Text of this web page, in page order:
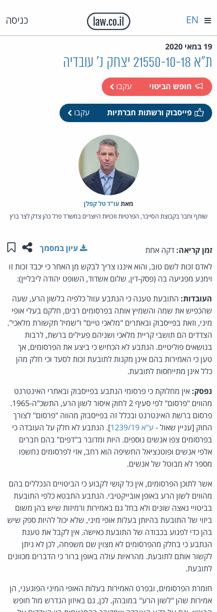
כניסה EN
19 במאי 2020
ת"א 21550-10-18 יצחק נ' עובדיה
חופש הביטוי עקבו
פייסבוק ורשתות חברתיות עקבו
מאת‏עו"ד טל קפלן
שותף וחבר בקבוצת הסייבר, הפרטיות וזכויות היוצרים במשרד פרל כהן צדק לצר ברץ
זמן קריאה: דקה אחת שתפו
עיון במסמך
לאדם זכות לשם טוב, והוא איננו צריך לבקש מן האחר כי יכבד זכות זו
וימנע מפגיעה בה (פסק-דין, שלום אשדוד, השופט יהודה ליבליין):
העובדות: התובעת טענה כי הנתבע עוול כלפיה בלשון הרע, שעה
שהכפיש את שמה והשמיץ אותה בפרסומים רבים, חלקם בעלי אופי
מיני, וזאת בפייסבוק ובאתרים "מלאכי טיים" ו"שמיל תקשורת מלאכי".
הצדדים הם תושבי קריית מלאכי ושניהם פעילים ברשת, לרבות
בנושאים פוליטיים. הנתבע לא הכחיש כי ביצע את הפרסומים, אך
טען כי האמירות בהם אינן מקנות לתובעת זכות לסעד וכי חלק מהן
כלל אינן מתייחסות לתובעת.
נפסק: אין מחלוקת כי פרסומי הנתבע בפייסבוק ובאתרי האינטרנט
מהווים "פרסום" לפי סעיף 2 לחוק איסור לשון הרע, התשכ"ה-1965.
פרסום ברשת האינטרנט ובכלל זה בפייסבוק מהווה "פרסום" לצורך
החוק [עניין שאול - ע"א 1239/19
]. הנתבע לא חלק על העובדה כי
בפרסומים צפו אנשים נוספים. היות ומדובר ב"דפים" בהם חברים
אלפי אנשים ופוטנציאל החשיפה הוא רחב, אזי לפרסומים נחשפו
מספר לא מבוטל של אנשים.
אשר לתוכן הפרסומים, אין כל קושי לקבוע כי הביטויים הנכללים בהם
מהווים לשון הרע באופן אובייקטיבי. הנתבע התבטא כלפי התובעת
בביטויי נאצה שונים ולא בחל גם באמירות ורמיזות שיש בהן משום
ביזוי של התובעת בהיותן בעלות אופי מיני, שלא יכול להיות ספק שיש
בהן כדי לפגוע בכבודה של התובעת כאישה. אין לקבל את טענת
הנתבע כי בחלק מהפרסומים לא מצוין שם משפחה, לכן לא ניתן
לקשור אותם לתובעת. מהראיות עולה באופן ברור כי הדברים מכוונים
לתובעת.
חומרת הפרסומים, ובפרט האמירות בעלות האופי המיני הפוגעני, הן
אמירות שהן "לשון הרע" במובהק. לכן, גם באיזון הנדרש מול חופש